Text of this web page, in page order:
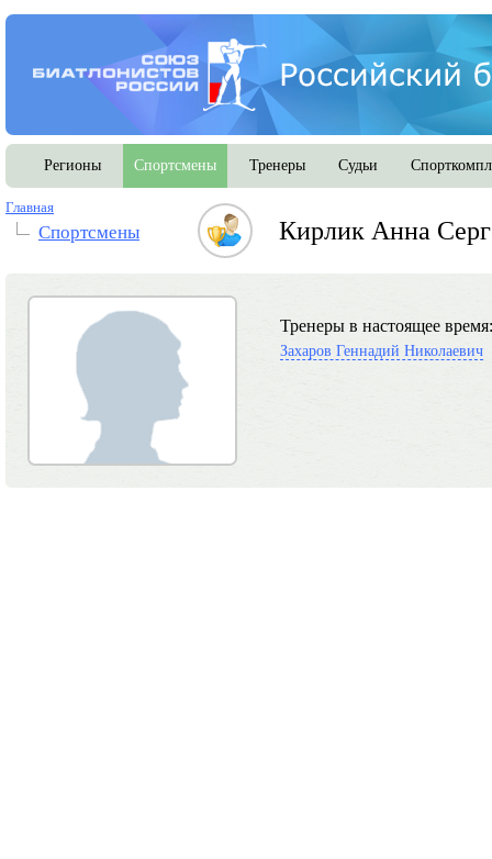
Регионы Спортсмены Тренеры Судьи
Главная
Спортсмены Кирлик Анна
Тренеры в настоящее время:
Захаров Геннадий Николаевич